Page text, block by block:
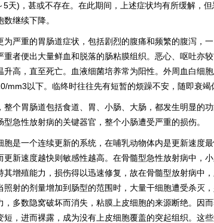
5天)，甚或不存在。在此期间，上述症状均有所缓解，
继续下降。
为严重的胃肠道症状，包括剧烈的腹痛和频繁的腹泻，
重者便出大量鲜血和脱落的肠粘膜组织。恶心、呕吐亦
升高，直至死亡。血液细菌培养常为阳性。外周血白细
mm3以下。临终时往往先有短暂的烦躁不安，随即衰竭
整个胃肠道包括食道、胃、小肠、大肠，都发生明显的
急性放射病的关键器官，整个小肠遭受严重的损伤。
胞是一个连续更新的系统，在哺乳动物体内是更新速度
更新速度越快则敏感性越高。在骨髓型急性放射病中，
其增殖能力，损伤得以迅速修复，故在骨髓型放射病中
照射的剂量增加到肠型的范围时，大量干细胞遭受杀灭
，多数隐窝破坏而消失，粘膜上皮细胞的来源断绝。因
短，进而裸露，成为没有上皮细胞覆盖的突起组织。这